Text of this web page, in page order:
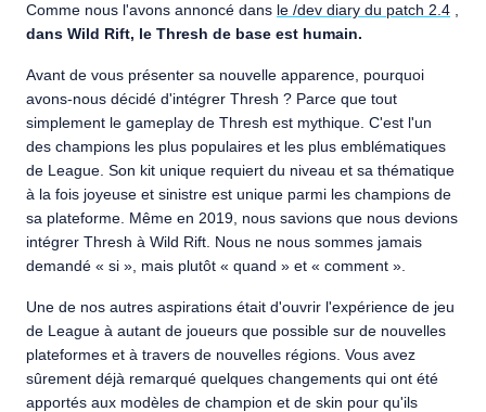
Comme nous l'avons annoncé dans le /dev diary du patch 2.4
dans Wild Rift, le Thresh de base est humain.
Avant de vous présenter sa nouvelle apparence, pourquoi
avons-nous décidé d'intégrer Thresh ? Parce que tout
simplement le gameplay de Thresh est mythique. C'est l'un
des champions les plus populaires et les plus emblématiques
de League. Son kit unique requiert du niveau et sa thématique
à la fois joyeuse et sinistre est unique parmi les champions de
sa plateforme. Même en 2019, nous savions que nous devions
intégrer Thresh à Wild Rift. Nous ne nous sommes jamais
demandé « si », mais plutôt « quand » et « comment ».
Une de nos autres aspirations était d'ouvrir l'expérience de jeu
de League à autant de joueurs que possible sur de nouvelles
plateformes et à travers de nouvelles régions. Vous avez
sûrement déjà remarqué quelques changements qui ont été
apportés aux modèles de champion et de skin pour qu'ils